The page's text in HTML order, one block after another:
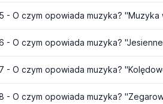
- O czym opowiada muzyka? "Muzyka
- O czym opowiada muzyka?
- O czym opowiada muzyka?
- O czym opowiada muzyka?